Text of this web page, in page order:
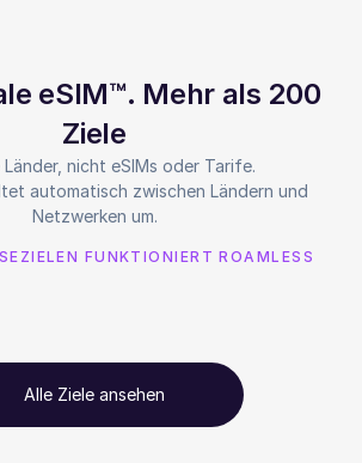
eSIM™. Mehr als 200
Ziele
Länder, nicht eSIMs oder Tarife.
automatisch zwischen Ländern und
Netzwerken um.
FUNKTIONIERT ROAMLESS
Alle Ziele ansehen